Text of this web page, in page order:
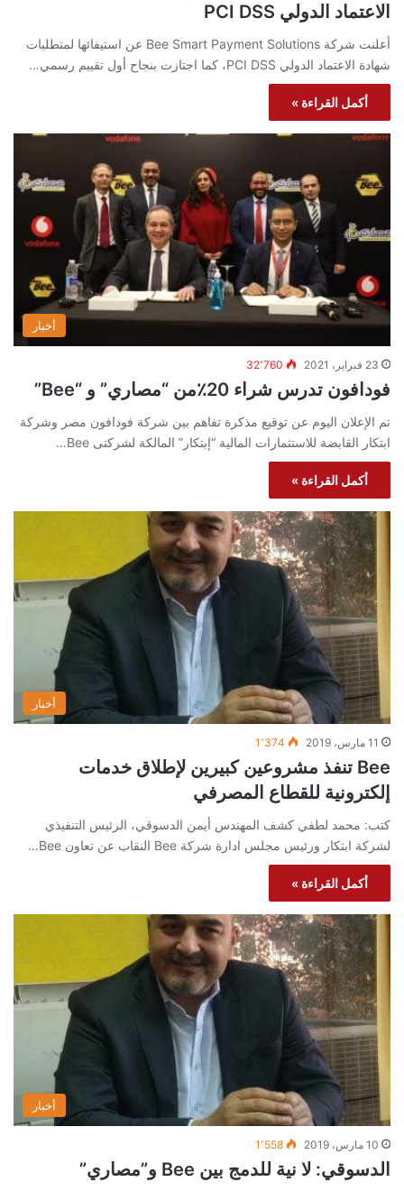
الاعتماد الدولي PCI DSS
أعلنت شركة Bee Smart Payment Solutions عن استيفائها لمتطلبات
شهادة الاعتماد الدولي PCI DSS، كما اجتازت بنجاح أول تقييم رسمي…
أكمل القراءة »
أخبار
23 فبراير، 2021 32٬760
فودافون تدرس شراء 20٪من “مصاري” و “Bee”
تم الإعلان اليوم عن توقيع مذكرة تفاهم بين شركة فودافون مصر وشركة
ابتكار القابضة للاستثمارات المالية “إبتكار” المالكة لشركتى Bee…
أكمل القراءة »
أخبار
11 مارس، 2019 1٬374
Bee تنفذ مشروعين كبيرين لإطلاق خدمات
إلكترونية للقطاع المصرفي
كتب: محمد لطفي كشف المهندس أيمن الدسوقي، الرئيس التنفيذي
لشركة ابتكار ورئيس مجلس ادارة شركة Bee النقاب عن تعاون Bee…
أكمل القراءة »
أخبار
10 مارس، 2019 1٬558
الدسوقي: لا نية للدمج بين Bee و”مصاري”